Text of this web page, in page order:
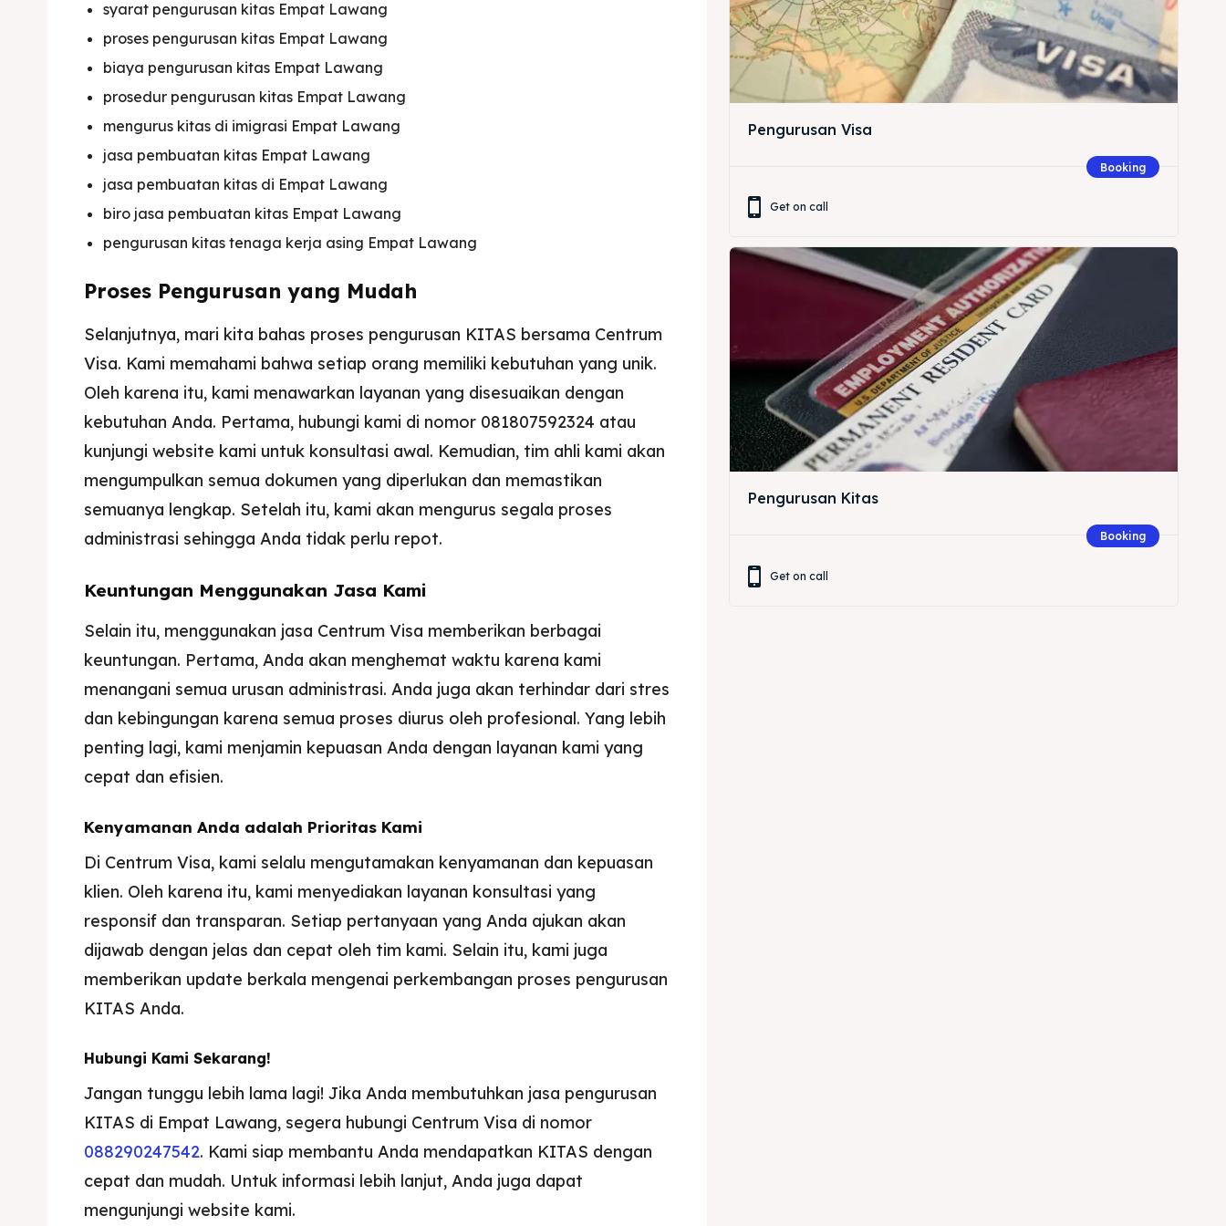
Imta
Legalisir
Apostille
Asuransi
Imta
Legalisir
Apostille
Asuransi
syarat pengurusan kitas Empat Lawang
proses pengurusan kitas Empat Lawang
biaya pengurusan kitas Empat Lawang
prosedur pengurusan kitas Empat Lawang
mengurus kitas di imigrasi Empat Lawang
jasa pembuatan kitas Empat Lawang
jasa pembuatan kitas di Empat Lawang
biro jasa pembuatan kitas Empat Lawang
pengurusan kitas tenaga kerja asing Empat Lawang
Proses Pengurusan yang Mudah
Selanjutnya, mari kita bahas proses pengurusan KITAS bersama Centrum
Visa. Kami memahami bahwa setiap orang memiliki kebutuhan yang unik.
Oleh karena itu, kami menawarkan layanan yang disesuaikan dengan
kebutuhan Anda. Pertama, hubungi kami di nomor 081807592324 atau
kunjungi website kami untuk konsultasi awal. Kemudian, tim ahli kami akan
mengumpulkan semua dokumen yang diperlukan dan memastikan
semuanya lengkap. Setelah itu, kami akan mengurus segala proses
administrasi sehingga Anda tidak perlu repot.
Keuntungan Menggunakan Jasa Kami
Selain itu, menggunakan jasa Centrum Visa memberikan berbagai
keuntungan. Pertama, Anda akan menghemat waktu karena kami
menangani semua urusan administrasi. Anda juga akan terhindar dari stres
dan kebingungan karena semua proses diurus oleh profesional. Yang lebih
penting lagi, kami menjamin kepuasan Anda dengan layanan kami yang
cepat dan efisien.
Kenyamanan Anda adalah Prioritas Kami
Di Centrum Visa, kami selalu mengutamakan kenyamanan dan kepuasan
klien. Oleh karena itu, kami menyediakan layanan konsultasi yang
responsif dan transparan. Setiap pertanyaan yang Anda ajukan akan
dijawab dengan jelas dan cepat oleh tim kami. Selain itu, kami juga
memberikan update berkala mengenai perkembangan proses pengurusan
KITAS Anda.
Hubungi Kami Sekarang!
Jangan tunggu lebih lama lagi! Jika Anda membutuhkan jasa pengurusan
KITAS di Empat Lawang, segera hubungi Centrum Visa di nomor
088290247542. Kami siap membantu Anda mendapatkan KITAS dengan
cepat dan mudah. Untuk informasi lebih lanjut, Anda juga dapat
mengunjungi website kami.
Pengurusan Visa
Booking
Get on call
Pengurusan Kitas
Booking
Get on call